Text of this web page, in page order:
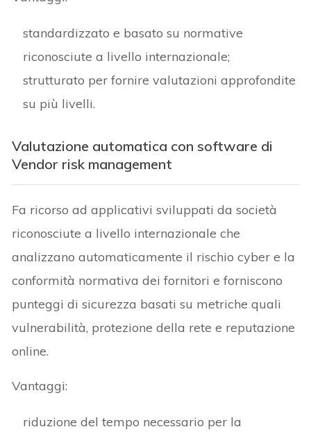
standardizzato e basato su normative
riconosciute a livello internazionale;
strutturato per fornire valutazioni approfondite
su più livelli.
Valutazione automatica con software di
Vendor risk management
Fa ricorso ad applicativi sviluppati da società
riconosciute a livello internazionale che
analizzano automaticamente il rischio cyber e la
conformità normativa dei fornitori e forniscono
punteggi di sicurezza basati su metriche quali
vulnerabilità, protezione della rete e reputazione
online.
Vantaggi:
riduzione del tempo necessario per la